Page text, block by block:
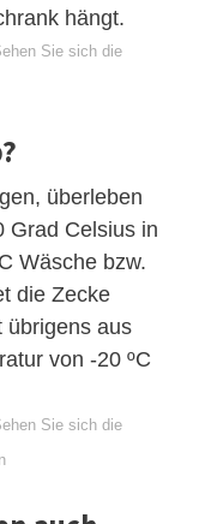
hängt.
Sie sich die
überleben
Grad Celsius in
Wäsche bzw.
die Zecke
übrigens aus
von -20 ºC
Sie sich die